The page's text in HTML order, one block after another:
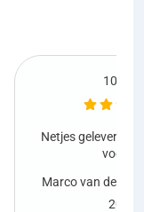
10 / 10
Netjes geleverd en
vooraf.
Marco van den
2026